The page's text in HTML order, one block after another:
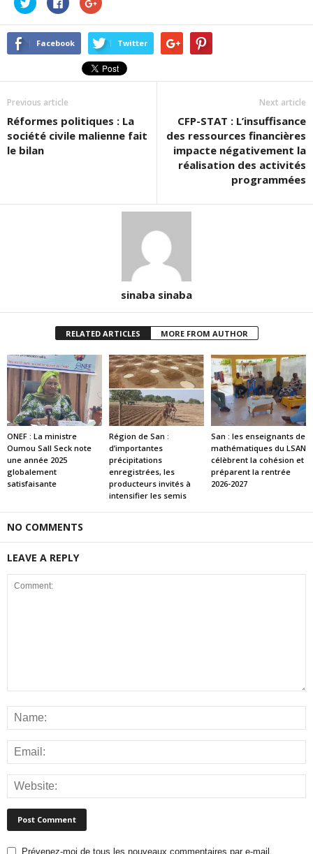
pour
partager
sur
Twitter(ouvre
dans
pour
partager
sur
Facebook(ouvre
dans
nouvelle
fenêtre)
pour
sur
Google+
(ouvre
dans
une
nouvelle
fenêtre)
Facebook Twitter
Previous article
Réformes politiques : La
société civile malienne fait
le bilan
Next article
CFP-STAT : L’insuffisance
des ressources financières
impacte négativement la
réalisation des activités
programmées
sinaba sinaba
RELATED ARTICLES MORE FROM AUTHOR
ONEF : La ministre
Oumou Sall Seck note
une année 2025
globalement
satisfaisante
Région de San :
d’importantes
précipitations
enregistrées, les
producteurs invités à
intensifier les semis
San : les enseignants de
mathématiques du LSAN
célèbrent la cohésion et
préparent la rentrée
2026-2027
NO COMMENTS
LEAVE A REPLY
Prévenez-moi de tous les nouveaux commentaires par e-mail.